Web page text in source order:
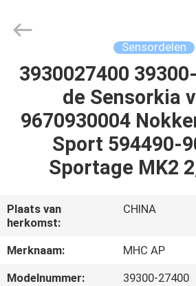
HUIS
PRODUCTEN
ONGEVEER
FABRIEKSREIS
Limited.
Sensordelen
3930027400
de Sensorkia
9670930004
Sport 594490-
Sportage MK2
Plaats van
herkomst:
CHINA
Merknaam:
MHC AP
Modelnummer:
39300-27400